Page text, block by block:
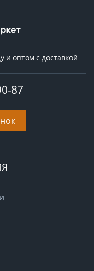
и оптом с доставкой
87